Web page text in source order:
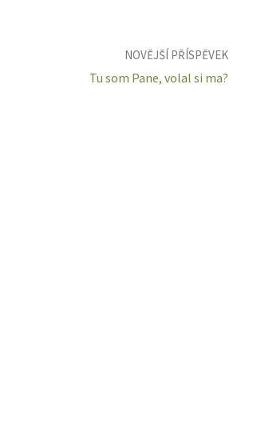
NOVĚJŠÍ PŘÍSPĚVEK
Tu som Pane, volal si ma?